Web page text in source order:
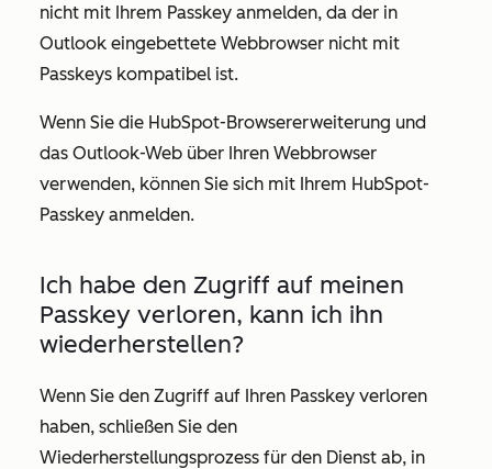
nicht mit Ihrem Passkey anmelden, da der in
Outlook eingebettete Webbrowser nicht mit
Passkeys kompatibel ist.
Wenn Sie die HubSpot-Browsererweiterung und
das Outlook-Web über Ihren Webbrowser
verwenden, können Sie sich mit Ihrem HubSpot-
Passkey anmelden.
Ich habe den Zugriff auf meinen
Passkey verloren, kann ich ihn
wiederherstellen?
Wenn Sie den Zugriff auf Ihren Passkey verloren
haben, schließen Sie den
Wiederherstellungsprozess für den Dienst ab, in